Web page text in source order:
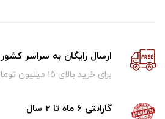
ارسال رایگان به سراسر کشور
برای خرید بالای ۱5 میلیون تومان
گارانتی 6 ماه تا 2 سال